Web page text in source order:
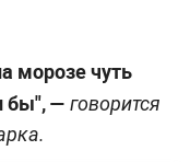
морозе чуть
бы", — говорится